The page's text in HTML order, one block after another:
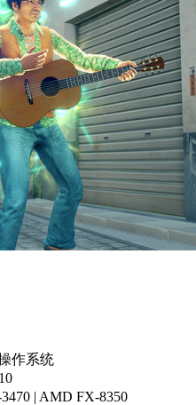
作系统
| AMD FX-8350